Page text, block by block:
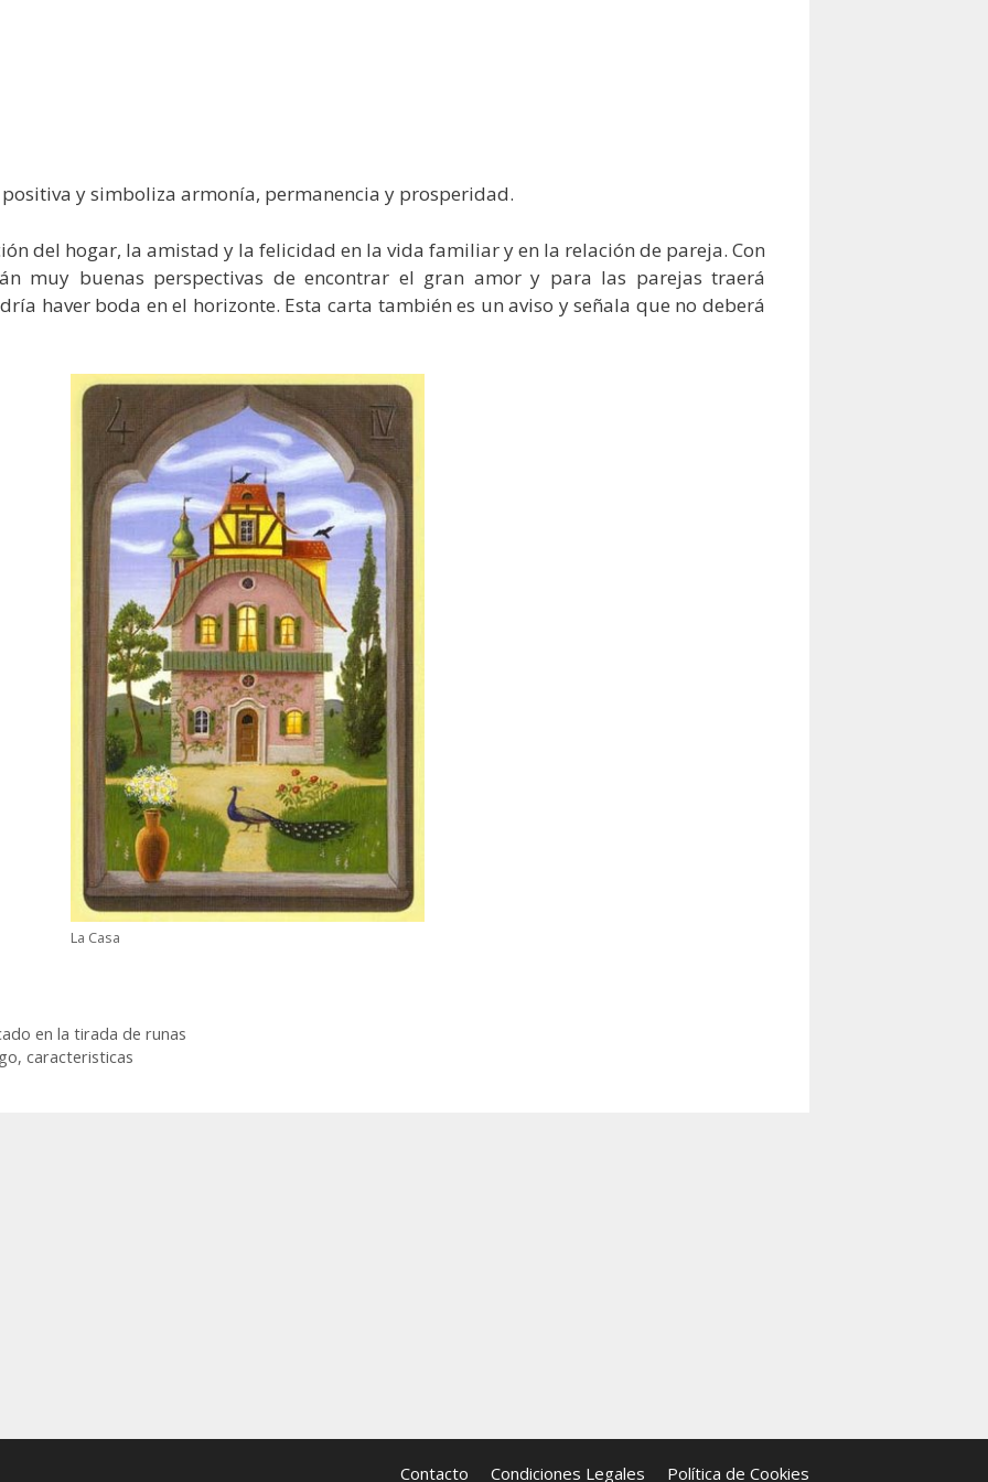
y simboliza armonía, permanencia y prosperidad.
del hogar, la amistad y la felicidad en la vida familiar y en la relación de pareja. Con
muy buenas perspectivas de encontrar el gran amor y para las parejas traerá
haver boda en el horizonte. Esta carta también es un aviso y señala que no deberá
La Casa
en la tirada de runas
caracteristicas
Contacto Condiciones Legales Política de Cookies